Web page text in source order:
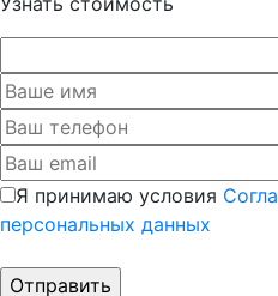
Я принимаю условия
персональных данных